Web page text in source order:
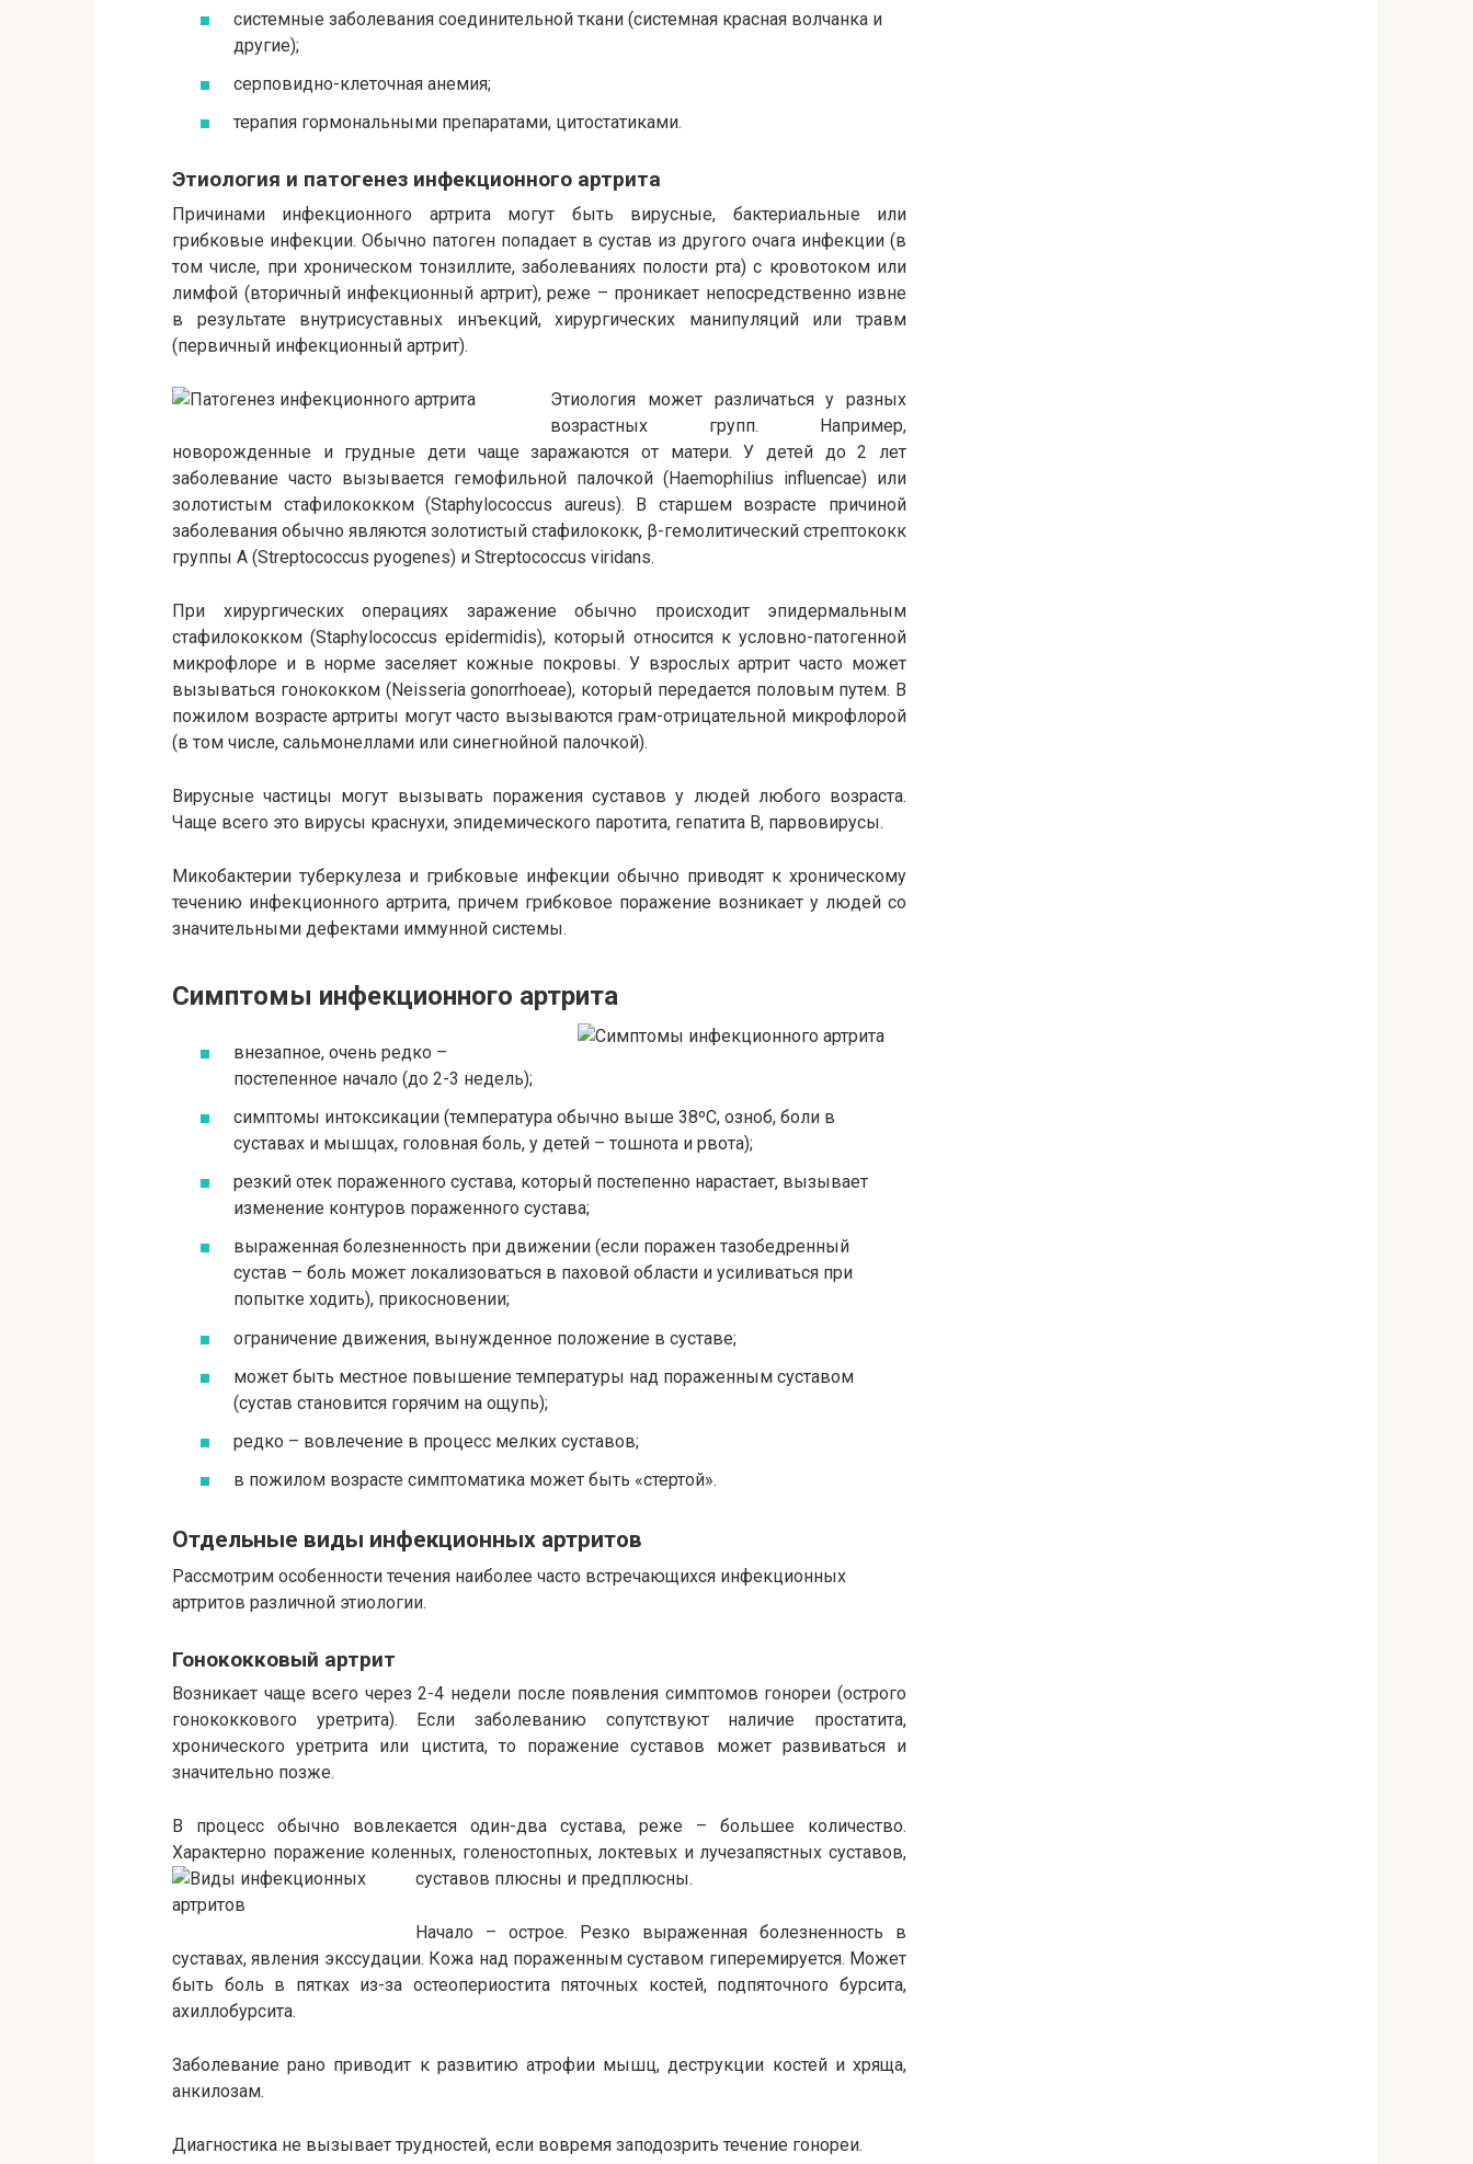
системные заболевания соединительной ткани (системная красная волчанка и
другие);
серповидно-клеточная анемия;
терапия гормональными препаратами, цитостатиками.
Этиология и патогенез инфекционного артрита
Причинами инфекционного артрита могут быть вирусные, бактериальные или
грибковые инфекции. Обычно патоген попадает в сустав из другого очага инфекции (в
том числе, при хроническом тонзиллите, заболеваниях полости рта) с кровотоком или
лимфой (вторичный инфекционный артрит), реже – проникает непосредственно извне
в результате внутрисуставных инъекций, хирургических манипуляций или травм
(первичный инфекционный артрит).
Этиология может различаться у разных
возрастных групп. Например,
новорожденные и грудные дети чаще заражаются от матери. У детей до 2 лет
заболевание часто вызывается гемофильной палочкой (Haemophilius influencae) или
золотистым стафилококком (Staphylococcus aureus). В старшем возрасте причиной
заболевания обычно являются золотистый стафилококк, β-гемолитический стрептококк
группы А (Streptococcus pyogenes) и Streptococcus viridans.
При хирургических операциях заражение обычно происходит эпидермальным
стафилококком (Staphylococcus epidermidis), который относится к условно-патогенной
микрофлоре и в норме заселяет кожные покровы. У взрослых артрит часто может
вызываться гонококком (Neisseria gonorrhoeae), который передается половым путем. В
пожилом возрасте артриты могут часто вызываются грам-отрицательной микрофлорой
(в том числе, сальмонеллами или синегнойной палочкой).
Вирусные частицы могут вызывать поражения суставов у людей любого возраста.
Чаще всего это вирусы краснухи, эпидемического паротита, гепатита В, парвовирусы.
Микобактерии туберкулеза и грибковые инфекции обычно приводят к хроническому
течению инфекционного артрита, причем грибковое поражение возникает у людей со
значительными дефектами иммунной системы.
Симптомы инфекционного артрита
внезапное, очень редко –
постепенное начало (до 2-3 недель);
симптомы интоксикации (температура обычно выше 38ºС, озноб, боли в
суставах и мышцах, головная боль, у детей – тошнота и рвота);
резкий отек пораженного сустава, который постепенно нарастает, вызывает
изменение контуров пораженного сустава;
выраженная болезненность при движении (если поражен тазобедренный
сустав – боль может локализоваться в паховой области и усиливаться при
попытке ходить), прикосновении;
ограничение движения, вынужденное положение в суставе;
может быть местное повышение температуры над пораженным суставом
(сустав становится горячим на ощупь);
редко – вовлечение в процесс мелких суставов;
в пожилом возрасте симптоматика может быть «стертой».
Отдельные виды инфекционных артритов
Рассмотрим особенности течения наиболее часто встречающихся инфекционных
артритов различной этиологии.
Гонококковый артрит
Возникает чаще всего через 2-4 недели после появления симптомов гонореи (острого
гонококкового уретрита). Если заболеванию сопутствуют наличие простатита,
хронического уретрита или цистита, то поражение суставов может развиваться и
значительно позже.
В процесс обычно вовлекается один-два сустава, реже – большее количество.
Характерно поражение коленных, голеностопных, локтевых и лучезапястных суставов,
суставов плюсны и предплюсны.
Начало – острое. Резко выраженная болезненность в
суставах, явления экссудации. Кожа над пораженным суставом гиперемируется. Может
быть боль в пятках из-за остеопериостита пяточных костей, подпяточного бурсита,
ахиллобурсита.
Заболевание рано приводит к развитию атрофии мышц, деструкции костей и хряща,
анкилозам.
Диагностика не вызывает трудностей, если вовремя заподозрить течение гонореи.